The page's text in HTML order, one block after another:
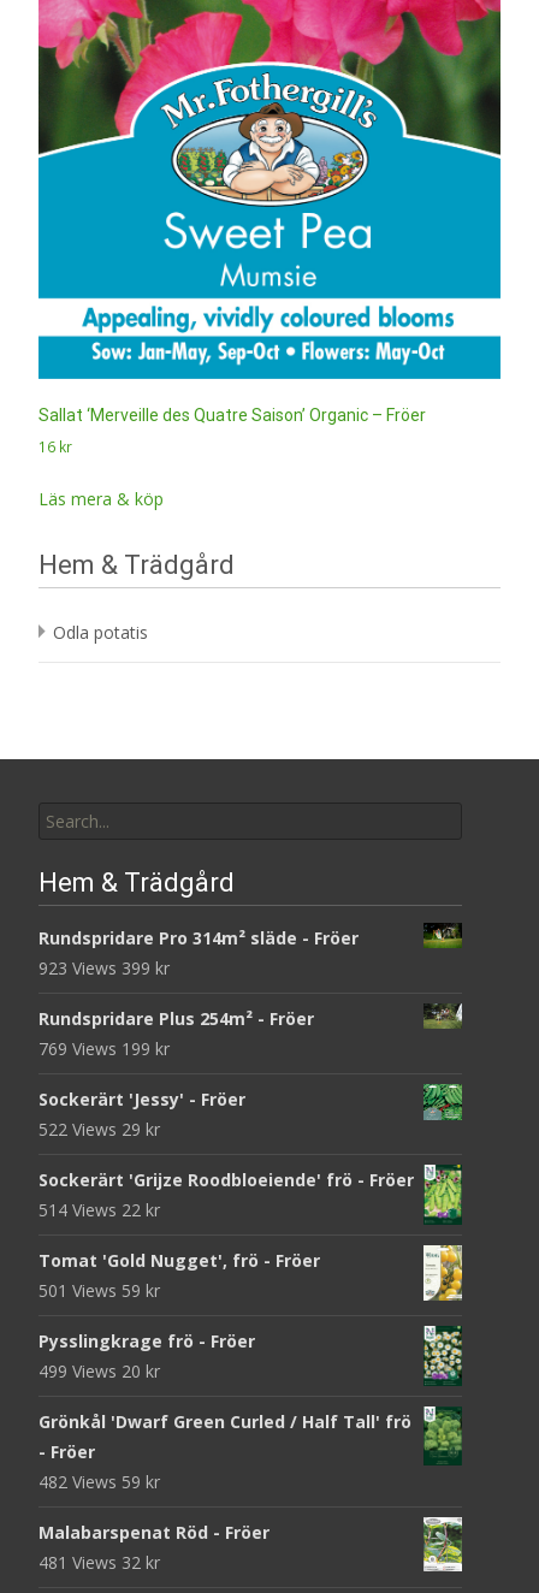
Sallat ‘Merveille des Quatre Saison’ Organic – Fröer
16 kr
Läs mera & köp
Hem & Trädgård
Odla potatis
for:
Hem & Trädgård
Rundspridare Pro 314m² släde - Fröer
923 Views 399 kr
Rundspridare Plus 254m² - Fröer
769 Views 199 kr
Sockerärt 'Jessy' - Fröer
522 Views 29 kr
Sockerärt 'Grijze Roodbloeiende' frö - Fröer
514 Views 22 kr
Tomat 'Gold Nugget', frö - Fröer
501 Views 59 kr
Pysslingkrage frö - Fröer
499 Views 20 kr
Grönkål 'Dwarf Green Curled / Half Tall' frö
- Fröer
482 Views 59 kr
Malabarspenat Röd - Fröer
481 Views 32 kr